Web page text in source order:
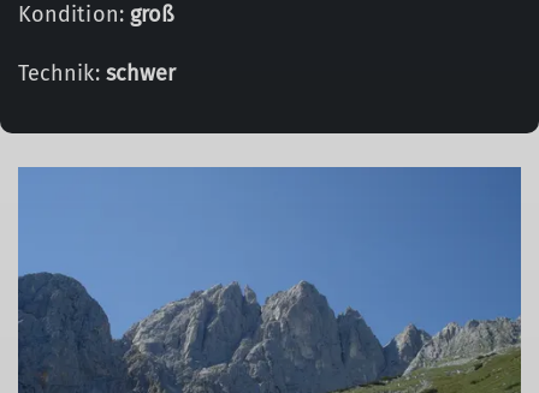
Kondition: groß
Technik: schwer